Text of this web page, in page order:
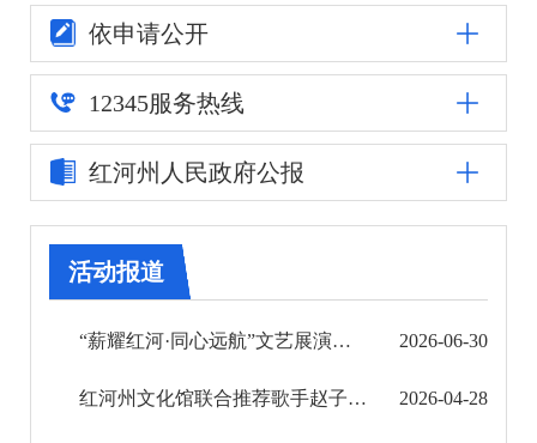
自然资源
公安司法
重点领域信息公开
审批改革
住房保障信息公开
依申请公开
12345服务热线
红河州人民政府公报
活动报道
“薪耀红河·同心远航”文艺展演圆满落幕 2026-06-30
红河州文化馆联合推荐歌手赵子溪斩获桂滇黔“呗侬歌会”大赛一等奖 2026-04-28